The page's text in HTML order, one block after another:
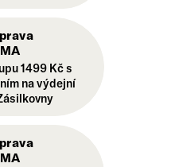
1499 Kč s
na výdejní